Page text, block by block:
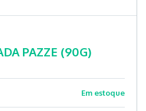
PAZZE (90G)
Em estoque